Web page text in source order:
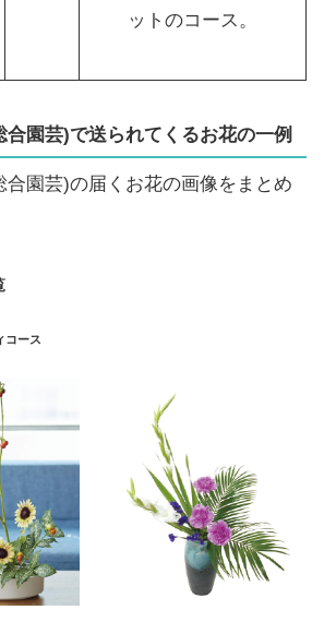
ットのコース。
園芸)で送られてくるお花の一例
合園芸)の届くお花の画像をまとめ
コース